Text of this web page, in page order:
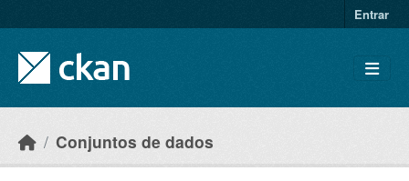
Entrar
Conjuntos de dados